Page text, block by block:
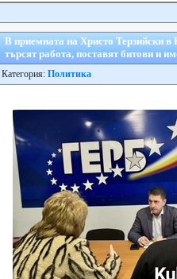
В приемната на Христо Терзийски
търсят работа, поставят битови и
Категория: Политика